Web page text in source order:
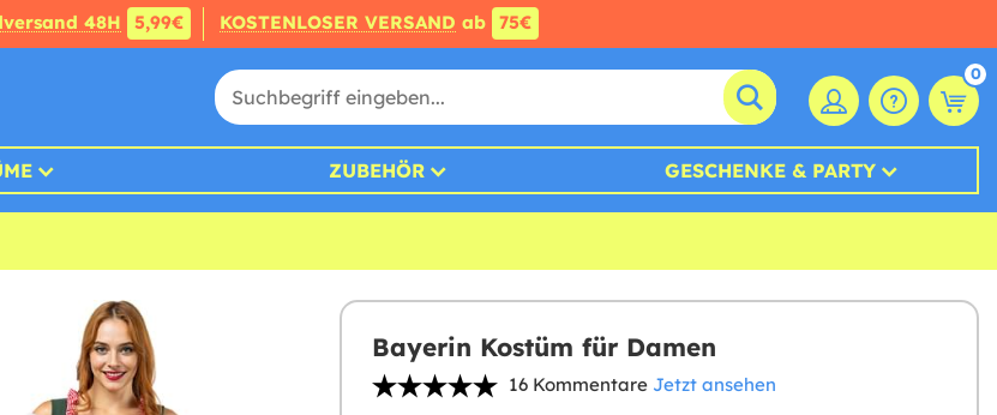
48H 5,99€ KOSTENLOSER VERSAND ab 75€
0
ZUBEHÖR GESCHENKE & PARTY
Bayerin Kostüm für Damen
16 Kommentare Jetzt ansehen